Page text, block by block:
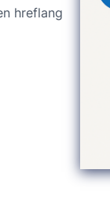
hreflang